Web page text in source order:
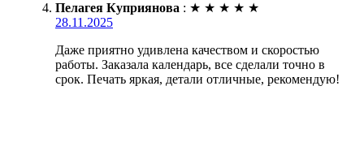
Пелагея Куприянова : ★ ★ ★ ★ ★
28.11.2025
Даже приятно удивлена качеством и скоростью
работы. Заказала календарь, все сделали точно в
срок. Печать яркая, детали отличные, рекомендую!